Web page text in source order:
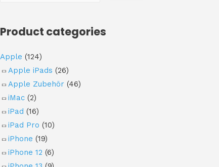
Product categories
Apple (124)
Apple iPads (26)
Apple Zubehör (46)
iMac (2)
iPad (16)
iPad Pro (10)
iPhone (19)
iPhone 12 (6)